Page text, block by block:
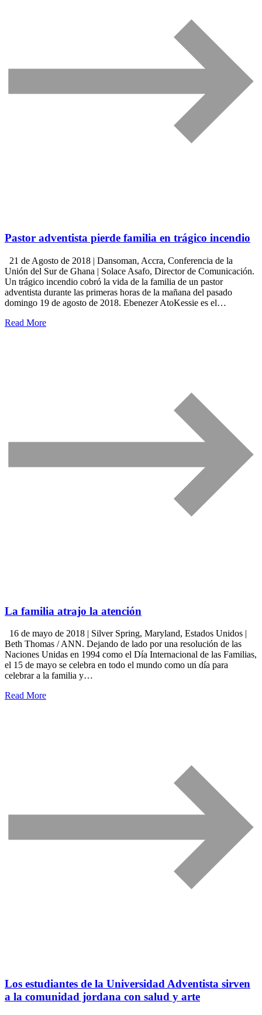
Pastor adventista pierde familia en trágico incendio
21 de Agosto de 2018 | Dansoman, Accra, Conferencia de la
Unión del Sur de Ghana | Solace Asafo, Director de Comunicación.
Un trágico incendio cobró la vida de la familia de un pastor
adventista durante las primeras horas de la mañana del pasado
domingo 19 de agosto de 2018. Ebenezer AtoKessie es el…
Read More
La familia atrajo la atención
16 de mayo de 2018 | Silver Spring, Maryland, Estados Unidos |
Beth Thomas / ANN. Dejando de lado por una resolución de las
Naciones Unidas en 1994 como el Día Internacional de las Familias,
el 15 de mayo se celebra en todo el mundo como un día para
celebrar a la familia y…
Read More
Los estudiantes de la Universidad Adventista sirven
a la comunidad jordana con salud y arte